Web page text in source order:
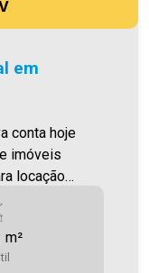
em
imóveis
locação
com: *Portão
m²